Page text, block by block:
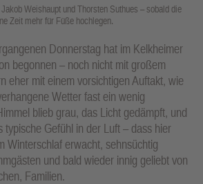
Weishaupt und Thorsten Suthues – sobald die
Zeit mehr für Füße hochlegen.
Donnerstag hat im Kelkheimer
begonnen – noch nicht mit großem
eher mit einem vorsichtigen Auftakt, wie
Wetter fast ein wenig
blieb grau, das Licht gedämpft, und
typische Gefühl in der Luft – dass hier
Winterschlaf erwacht, sehnsüchtig
und bald wieder innig geliebt von
Familien.